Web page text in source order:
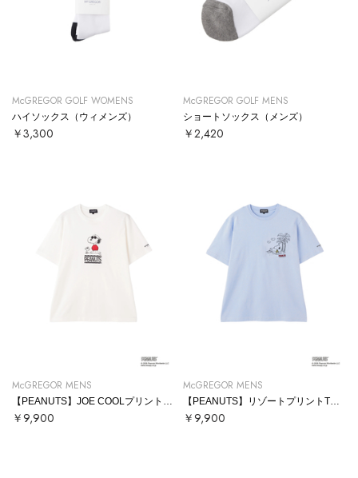
McGREGOR GOLF WOMENS
ハイソックス（ウィメンズ）
￥3,300
McGREGOR GOLF MENS
ショートソックス（メンズ）
￥2,420
McGREGOR MENS
【PEANUTS】JOE COOLプリントTシャツ
￥9,900
McGREGOR MENS
【PEANUTS】リゾートプリントTシャツ
￥9,900